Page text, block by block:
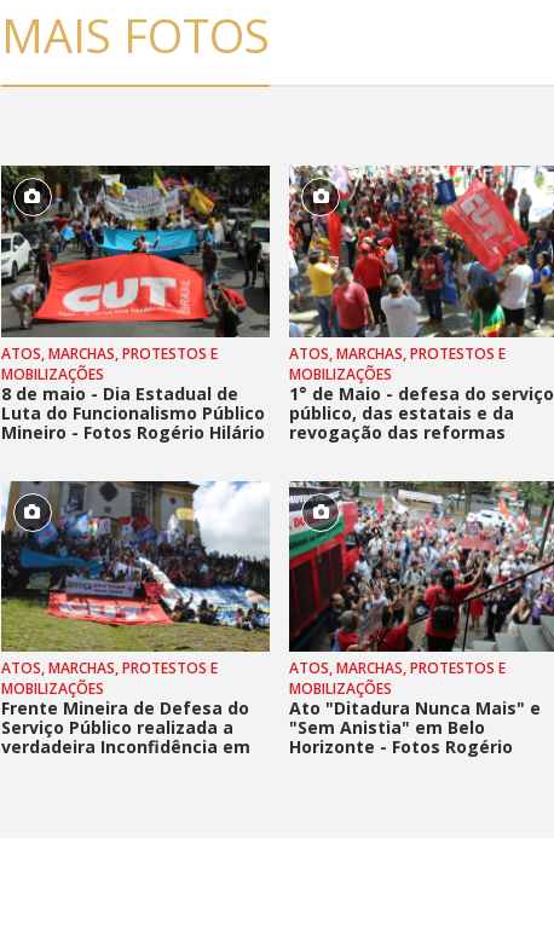
MAIS FOTOS
ATOS, MARCHAS, PROTESTOS E
MOBILIZAÇÕES
8 de maio - Dia Estadual de
Luta do Funcionalismo Público
Mineiro - Fotos Rogério Hilário
ATOS, MARCHAS, PROTESTOS E
MOBILIZAÇÕES
1° de Maio - defesa do serviço
público, das estatais e da
revogação das reformas
ATOS, MARCHAS, PROTESTOS E
MOBILIZAÇÕES
Frente Mineira de Defesa do
Serviço Público realizada a
verdadeira Inconfidência em
ATOS, MARCHAS, PROTESTOS E
MOBILIZAÇÕES
Ato "Ditadura Nunca Mais" e
"Sem Anistia" em Belo
Horizonte - Fotos Rogério